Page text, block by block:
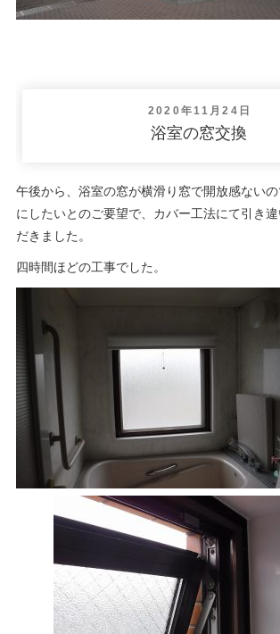
投
稿
日:
2020年11月24日
浴室の窓交換
午後から、浴室の窓が横滑り窓で開放感ない
にしたいとのご要望で、カバー工法にて引き
だきました。
四時間ほどの工事でした。